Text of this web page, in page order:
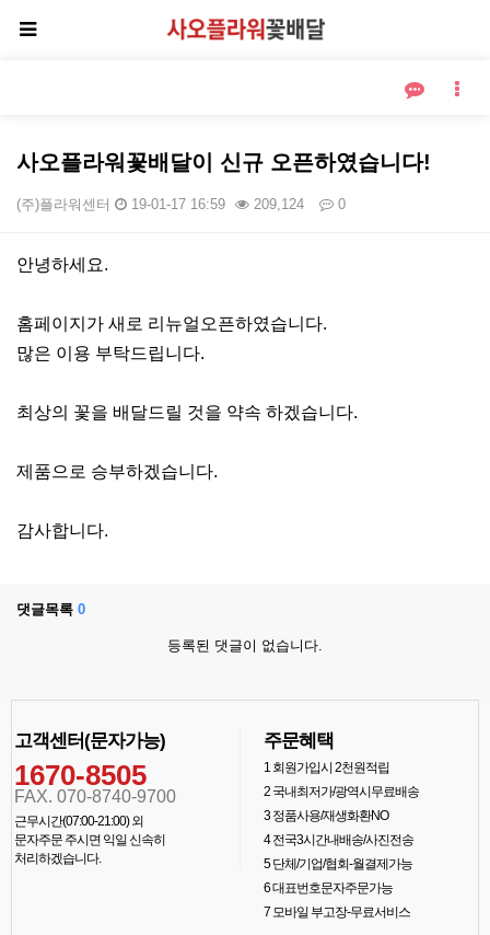
사오플라워꽃배달이 신규 오픈하였습니다!
(주)플라워센터 19-01-17 16:59 209,124 0
본문
안녕하세요.
홈페이지가 새로 리뉴얼오픈하였습니다.
많은 이용 부탁드립니다.
최상의 꽃을 배달드릴 것을 약속 하겠습니다.
제품으로 승부하겠습니다.
감사합니다.
댓글목록 0
등록된 댓글이 없습니다.
고객센터(문자가능)
1670-8505
FAX. 070-8740-9700
근무시간(07:00-21:00) 외
문자주문 주시면 익일 신속히
처리하겠습니다.
주문혜택
1회원가입시 2천원적립
2국내최저가/광역시무료배송
3정품사용/재생화환NO
4전국3시간내배송/사진전송
5단체/기업/협회-월결제가능
6대표번호문자주문가능
7모바일 부고장-무료서비스